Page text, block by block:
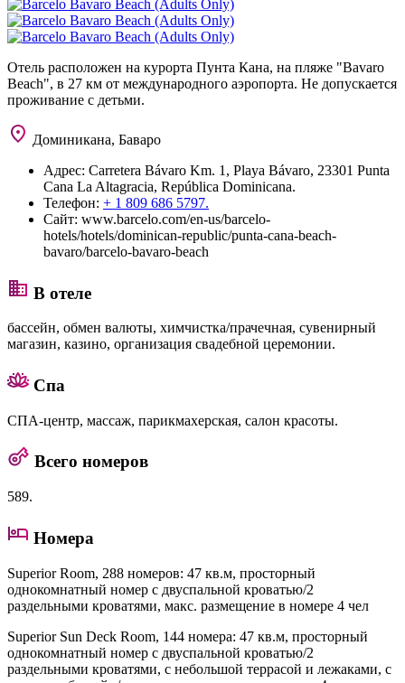
Отель расположен на курорта Пунта Кана, на пляже "Bavaro
Beach", в 27 км от международного аэропорта. Не допускается
проживание с детьми.
Доминикана, Баваро
Адрес: Carretera Bávaro Km. 1, Playa Bávaro, 23301 Punta
Cana La Altagracia, República Dominicana.
Телефон: + 1 809 686 5797.
Сайт: www.barcelo.com/en-us/barcelo-
hotels/hotels/dominican-republic/punta-cana-beach-
bavaro/barcelo-bavaro-beach
В отеле
бассейн, обмен валюты, химчистка/прачечная, сувенирный
магазин, казино, организация свадебной церемонии.
Спа
СПА-центр, массаж, парикмахерская, салон красоты.
Всего номеров
589.
Номера
Superior Room, 288 номеров: 47 кв.м, просторный
однокомнатный номер с двуспальной кроватью/2
раздельными кроватями, макс. размещение в номере 4 чел
Superior Sun Deck Room, 144 номера: 47 кв.м, просторный
однокомнатный номер с двуспальной кроватью/2
раздельными кроватями, с небольшой террасой и лежаками, с